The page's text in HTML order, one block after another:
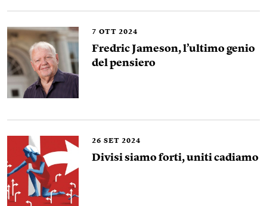
7 OTT 2024
Fredric Jameson, l’ultimo genio
del pensiero
26 SET 2024
Divisi siamo forti, uniti cadiamo